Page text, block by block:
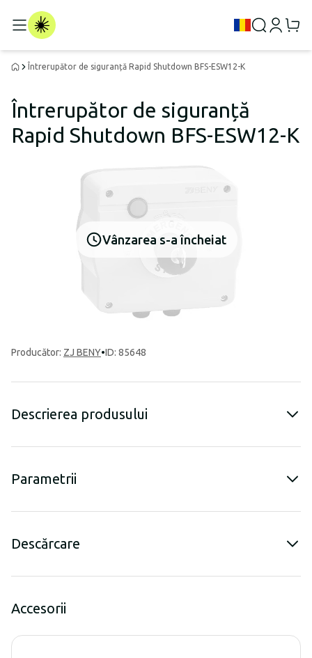
Întrerupător de siguranță Rapid Shutdown BFS-ESW12-K
Întrerupător de siguranță
Rapid Shutdown BFS-ESW12-K
Vânzarea s-a încheiat
Producător: ZJ BENY•ID: 85648
Descrierea produsului
Parametrii
Descărcare
Accesorii